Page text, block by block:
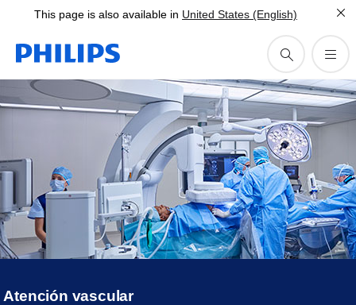
This page is also available in United States (English)
Atención vascular